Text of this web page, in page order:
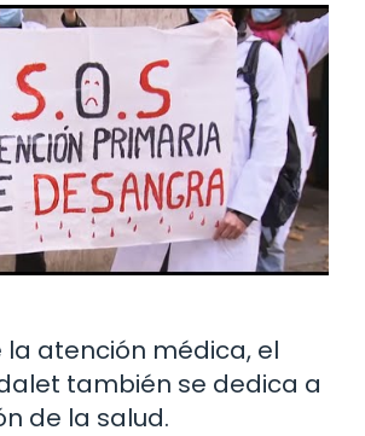
la atención médica, el
también se dedica a
de la salud.